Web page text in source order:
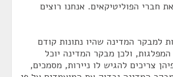
חברי הפוליטיקאים. אנחנו רוצים
למבקר המדינה שהיו נתונות קודם
ולכן מבקר המדינה יוכל
צריכים להגיש לו ניירות, מסמכים,